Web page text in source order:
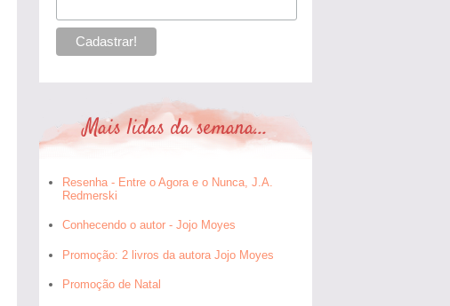
Mais lidas da semana...
Resenha - Entre o Agora e o Nunca, J.A.
Redmerski
Conhecendo o autor - Jojo Moyes
Promoção: 2 livros da autora Jojo Moyes
Promoção de Natal